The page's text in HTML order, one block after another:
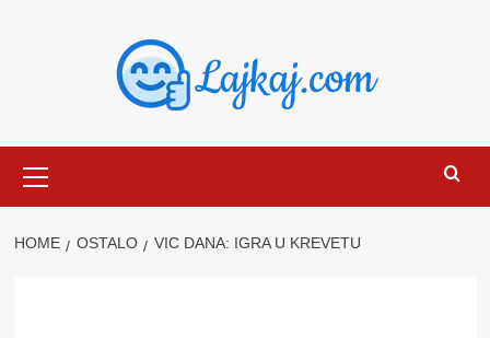
Menu
HOME OSTALO VIC DANA: IGRA U KREVETU